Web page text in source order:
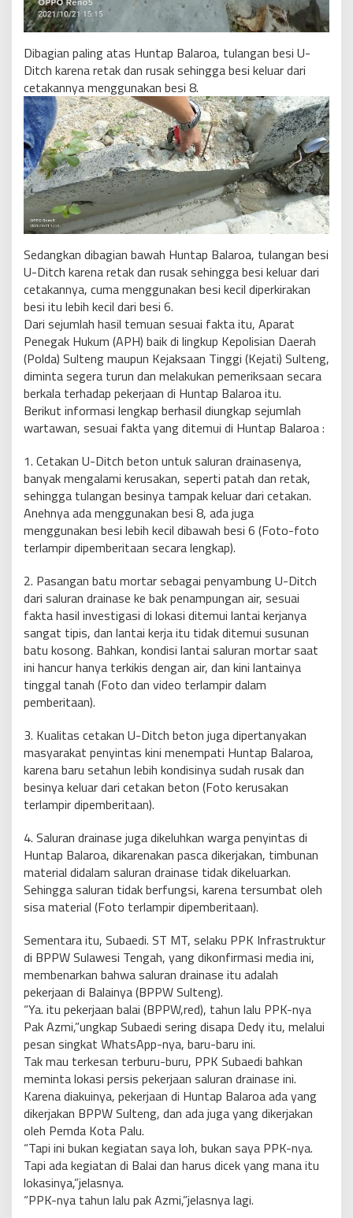
Dibagian paling atas Huntap Balaroa, tulangan besi U-
Ditch karena retak dan rusak sehingga besi keluar dari
cetakannya menggunakan besi 8.
Sedangkan dibagian bawah Huntap Balaroa, tulangan besi
U-Ditch karena retak dan rusak sehingga besi keluar dari
cetakannya, cuma menggunakan besi kecil diperkirakan
besi itu lebih kecil dari besi 6.
Dari sejumlah hasil temuan sesuai fakta itu, Aparat
Penegak Hukum (APH) baik di lingkup Kepolisian Daerah
(Polda) Sulteng maupun Kejaksaan Tinggi (Kejati) Sulteng,
diminta segera turun dan melakukan pemeriksaan secara
berkala terhadap pekerjaan di Huntap Balaroa itu.
Berikut informasi lengkap berhasil diungkap sejumlah
wartawan, sesuai fakta yang ditemui di Huntap Balaroa :
1. Cetakan U-Ditch beton untuk saluran drainasenya,
banyak mengalami kerusakan, seperti patah dan retak,
sehingga tulangan besinya tampak keluar dari cetakan.
Anehnya ada menggunakan besi 8, ada juga
menggunakan besi lebih kecil dibawah besi 6 (Foto-foto
terlampir dipemberitaan secara lengkap).
2. Pasangan batu mortar sebagai penyambung U-Ditch
dari saluran drainase ke bak penampungan air, sesuai
fakta hasil investigasi di lokasi ditemui lantai kerjanya
sangat tipis, dan lantai kerja itu tidak ditemui susunan
batu kosong. Bahkan, kondisi lantai saluran mortar saat
ini hancur hanya terkikis dengan air, dan kini lantainya
tinggal tanah (Foto dan video terlampir dalam
pemberitaan).
3. Kualitas cetakan U-Ditch beton juga dipertanyakan
masyarakat penyintas kini menempati Huntap Balaroa,
karena baru setahun lebih kondisinya sudah rusak dan
besinya keluar dari cetakan beton (Foto kerusakan
terlampir dipemberitaan).
4. Saluran drainase juga dikeluhkan warga penyintas di
Huntap Balaroa, dikarenakan pasca dikerjakan, timbunan
material didalam saluran drainase tidak dikeluarkan.
Sehingga saluran tidak berfungsi, karena tersumbat oleh
sisa material (Foto terlampir dipemberitaan).
Sementara itu, Subaedi. ST MT, selaku PPK Infrastruktur
di BPPW Sulawesi Tengah, yang dikonfirmasi media ini,
membenarkan bahwa saluran drainase itu adalah
pekerjaan di Balainya (BPPW Sulteng).
“Ya. itu pekerjaan balai (BPPW,red), tahun lalu PPK-nya
Pak Azmi,”ungkap Subaedi sering disapa Dedy itu, melalui
pesan singkat WhatsApp-nya, baru-baru ini.
Tak mau terkesan terburu-buru, PPK Subaedi bahkan
meminta lokasi persis pekerjaan saluran drainase ini.
Karena diakuinya, pekerjaan di Huntap Balaroa ada yang
dikerjakan BPPW Sulteng, dan ada juga yang dikerjakan
oleh Pemda Kota Palu.
“Tapi ini bukan kegiatan saya loh, bukan saya PPK-nya.
Tapi ada kegiatan di Balai dan harus dicek yang mana itu
lokasinya,”jelasnya.
“PPK-nya tahun lalu pak Azmi,”jelasnya lagi.